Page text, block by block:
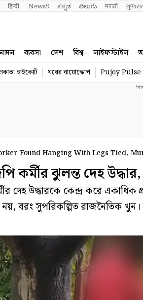
हिन्दी News9 ಕನ್ನಡ తెలుగు मराठी
ব্যবসা দেশ বিশ্ব লাইফস্টাইল
হাইকোর্ট ঘরের বায়োস্কোপ Pujoy Pulse
Found Hanging With Legs Tied,
কর্মীর ঝুলন্ত দেহ
উদ্ধারকে কেন্দ্র করে একাধিক
বরং সুপরিকল্পিত রাজনৈতিক